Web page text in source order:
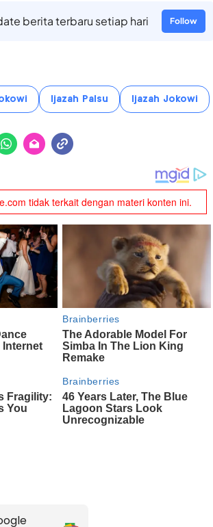
berita terbaru setiap hari Follow
Ijazah Palsu Ijazah Jokowi